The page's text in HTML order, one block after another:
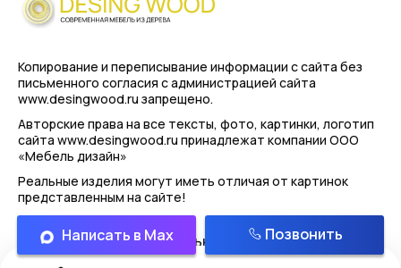
Копирование и переписывание информации с сайта без
письменного согласия с администрацией сайта
www.desingwood.ru запрещено.
Авторские права на все тексты, фото, картинки, логотип
сайта www.desingwood.ru принадлежат компании ООО
«Мебель дизайн»
Реальные изделия могут иметь отличая от картинок
представленным на сайте!
Политика конфиденциальности
Написать в Max Позвонить